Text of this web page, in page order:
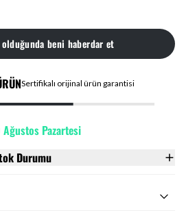
beni haberdar et
Sertifikalı orijinal ürün garantisi
Ağustos Pazartesi
Durumu